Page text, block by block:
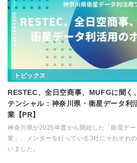
トピックス
RESTEC、全日空商事、MUFGに聞く
テンシャル：神奈川県・衛星データ利
業【PR】
神奈川県が2025年度から開始した「衛星デ
業」、メンターを行っている3社にそれぞれ
いました。